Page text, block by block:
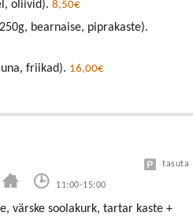
oliivid). 8,50€
bearnaise, piprakaste).
friikad). 16,00€
11:00-15:00
tasuta
värske soolakurk, tartar kaste +